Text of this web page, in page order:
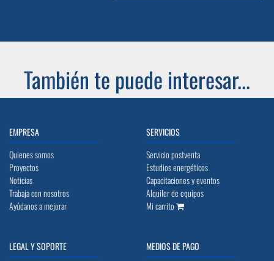
También te puede interesar...
EMPRESA
Quienes somos
Proyectos
Noticias
Trabaja con nosotros
Ayúdanos a mejorar
SERVICIOS
Servicio postventa
Estudios energéticos
Capacitaciones y eventos
Alquiler de equipos
Mi carrito
LEGAL Y SOPORTE
MEDIOS DE PAGO